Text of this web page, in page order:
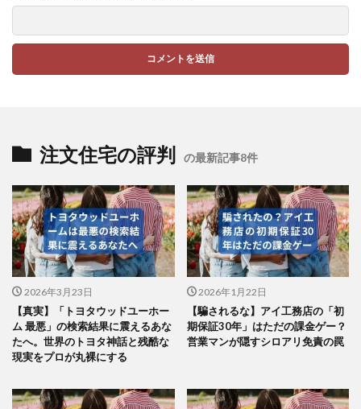
注文住宅の評判 の最新記事8件
2026年3月23日
【真実】「トヨタウッドユーホー
ム 最悪」の検索結果に震えるあな
たへ。世界のトヨタ神話と残酷な
現実をプロが丸裸にする
2026年1月22日
【騙されるな】アイ工務店の「初
期保証30年」はただの課金ゲー？
営業マンが隠すシロアリ免責の罠